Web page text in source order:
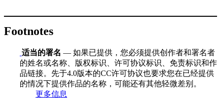
Footnotes
适当的署名 — 如果已提供，您必须提供创作者和署名者
的姓名或名称、版权标识、许可协议标识、免责标识和作
品链接。先于4.0版本的CC许可协议也要求您在已经提供
的情况下提供作品的名称，可能还有其他轻微差别。
更多信息